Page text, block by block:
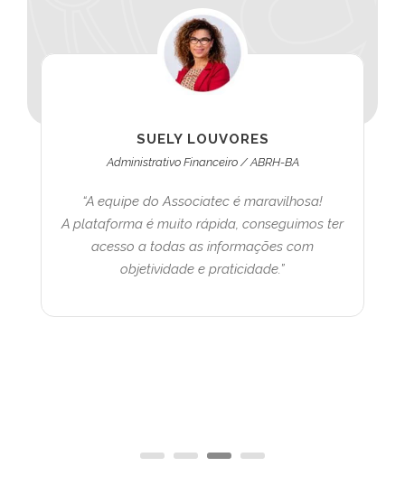
SUELY LOUVORES
Administrativo Financeiro / ABRH-BA
“A equipe do Associatec é maravilhosa!
A plataforma é muito rápida, conseguimos ter
acesso a todas as informações com
objetividade e praticidade.”